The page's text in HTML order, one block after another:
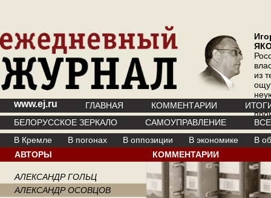
из
где
www.ej.ru ГЛАВНАЯ КОММЕНТАРИИ
БЕЛОРУССКОЕ ЗЕРКАЛО
САМОУПРАВЛЕНИЕ
В Кремле
В погонах В оппозиции В экономике
В
АВТОРЫ
АЛЕКСАНДР ГОЛЬЦ
АЛЕКСАНДР ОСОВЦОВ
КОММЕНТАРИИ